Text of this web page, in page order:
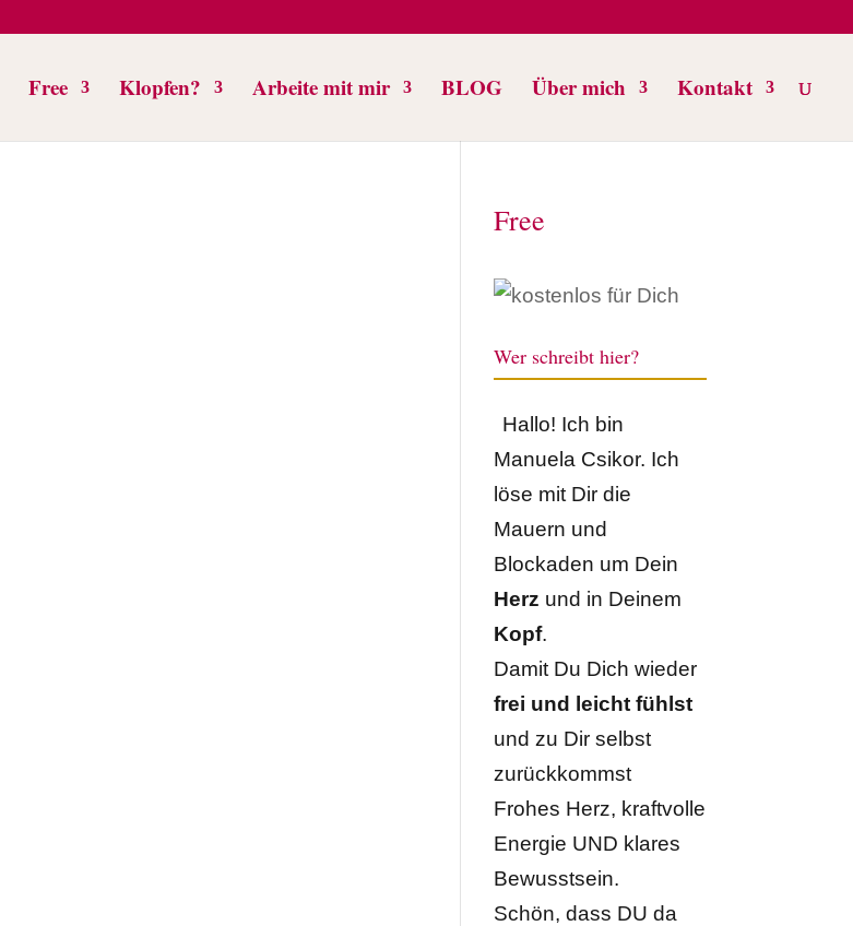
Free Klopfen? Arbeite mit mir BLOG Über mich Kontakt
Free
Wer schreibt hier?
Hallo! Ich bin
Manuela Csikor. Ich
löse mit Dir die
Mauern und
Blockaden um Dein
Herz und in Deinem
Kopf.
Damit Du Dich wieder
frei und leicht fühlst
und zu Dir selbst
zurückkommst
Frohes Herz, kraftvolle
Energie UND klares
Bewusstsein.
Schön, dass DU da